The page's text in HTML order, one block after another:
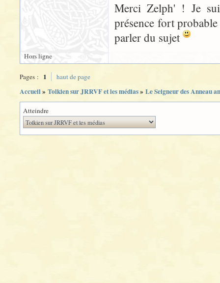
Merci Zelph' ! Je
présence fort
parler du sujet
Hors ligne
Pages : 1 haut de page
Accueil» Tolkien sur JRRVF et les médias» Le Seigneur des Anneau
Atteindre